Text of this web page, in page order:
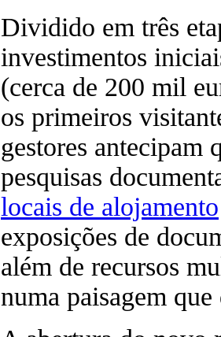
Dividido em três
investimentos
(cerca de 200 mil
os primeiros
gestores antecipam
pesquisas
locais de alojamento
exposições de
além de recursos
numa paisagem que